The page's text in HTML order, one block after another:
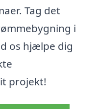
Tag det
i
os hjælpe dig
projekt!